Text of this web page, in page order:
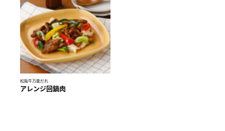
松阪牛万能だれ
アレンジ回鍋肉